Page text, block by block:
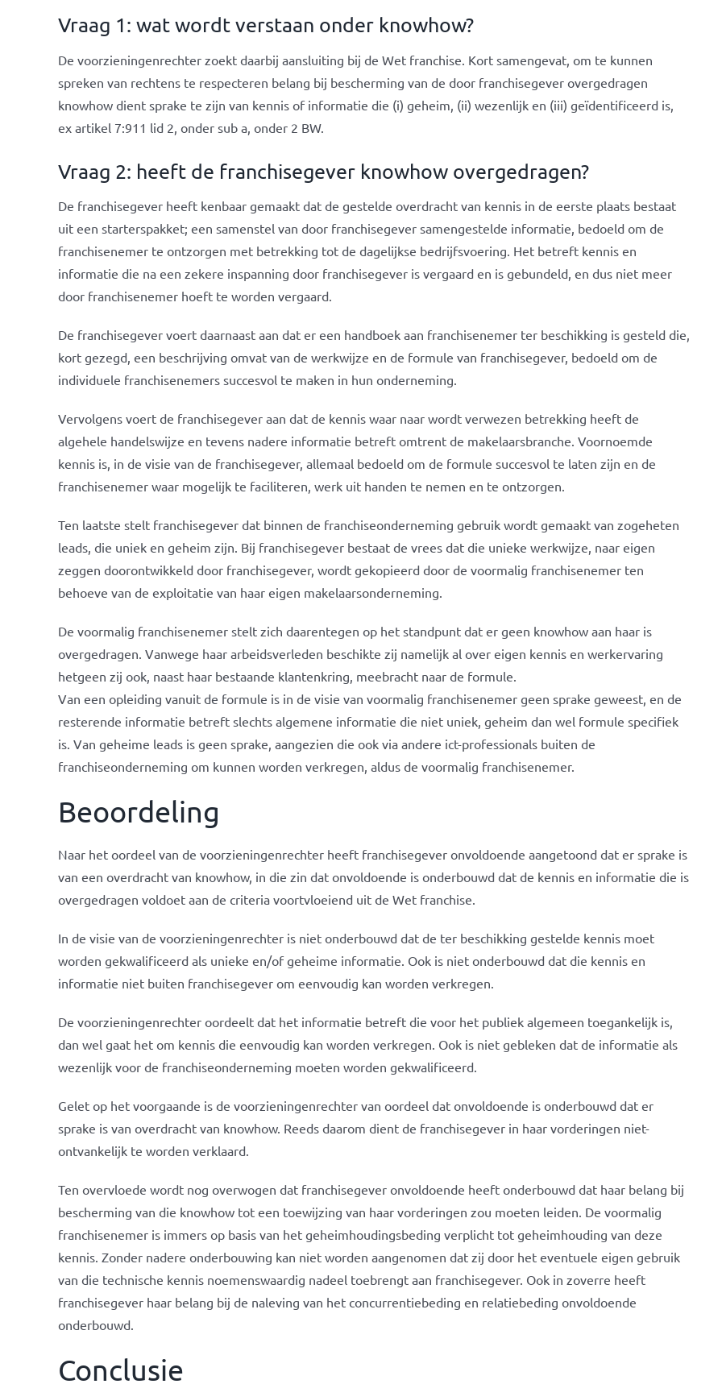
Vraag 1: wat wordt verstaan onder knowhow?
De voorzieningenrechter zoekt daarbij aansluiting bij de Wet franchise. Kort samengevat, om te kunnen
spreken van rechtens te respecteren belang bij bescherming van de door franchisegever overgedragen
knowhow dient sprake te zijn van kennis of informatie die (i) geheim, (ii) wezenlijk en (iii) geïdentificeerd is,
ex artikel 7:911 lid 2, onder sub a, onder 2 BW.
Vraag 2: heeft de franchisegever knowhow overgedragen?
De franchisegever heeft kenbaar gemaakt dat de gestelde overdracht van kennis in de eerste plaats bestaat
uit een starterspakket; een samenstel van door franchisegever samengestelde informatie, bedoeld om de
franchisenemer te ontzorgen met betrekking tot de dagelijkse bedrijfsvoering. Het betreft kennis en
informatie die na een zekere inspanning door franchisegever is vergaard en is gebundeld, en dus niet meer
door franchisenemer hoeft te worden vergaard.
De franchisegever voert daarnaast aan dat er een handboek aan franchisenemer ter beschikking is gesteld die,
kort gezegd, een beschrijving omvat van de werkwijze en de formule van franchisegever, bedoeld om de
individuele franchisenemers succesvol te maken in hun onderneming.
Vervolgens voert de franchisegever aan dat de kennis waar naar wordt verwezen betrekking heeft de
algehele handelswijze en tevens nadere informatie betreft omtrent de makelaarsbranche. Voornoemde
kennis is, in de visie van de franchisegever, allemaal bedoeld om de formule succesvol te laten zijn en de
franchisenemer waar mogelijk te faciliteren, werk uit handen te nemen en te ontzorgen.
Ten laatste stelt franchisegever dat binnen de franchiseonderneming gebruik wordt gemaakt van zogeheten
leads, die uniek en geheim zijn. Bij franchisegever bestaat de vrees dat die unieke werkwijze, naar eigen
zeggen doorontwikkeld door franchisegever, wordt gekopieerd door de voormalig franchisenemer ten
behoeve van de exploitatie van haar eigen makelaarsonderneming.
De voormalig franchisenemer stelt zich daarentegen op het standpunt dat er geen knowhow aan haar is
overgedragen. Vanwege haar arbeidsverleden beschikte zij namelijk al over eigen kennis en werkervaring
hetgeen zij ook, naast haar bestaande klantenkring, meebracht naar de formule.
Van een opleiding vanuit de formule is in de visie van voormalig franchisenemer geen sprake geweest, en de
resterende informatie betreft slechts algemene informatie die niet uniek, geheim dan wel formule specifiek
is. Van geheime leads is geen sprake, aangezien die ook via andere ict-professionals buiten de
franchiseonderneming om kunnen worden verkregen, aldus de voormalig franchisenemer.
Beoordeling
Naar het oordeel van de voorzieningenrechter heeft franchisegever onvoldoende aangetoond dat er sprake is
van een overdracht van knowhow, in die zin dat onvoldoende is onderbouwd dat de kennis en informatie die is
overgedragen voldoet aan de criteria voortvloeiend uit de Wet franchise.
In de visie van de voorzieningenrechter is niet onderbouwd dat de ter beschikking gestelde kennis moet
worden gekwalificeerd als unieke en/of geheime informatie. Ook is niet onderbouwd dat die kennis en
informatie niet buiten franchisegever om eenvoudig kan worden verkregen.
De voorzieningenrechter oordeelt dat het informatie betreft die voor het publiek algemeen toegankelijk is,
dan wel gaat het om kennis die eenvoudig kan worden verkregen. Ook is niet gebleken dat de informatie als
wezenlijk voor de franchiseonderneming moeten worden gekwalificeerd.
Gelet op het voorgaande is de voorzieningenrechter van oordeel dat onvoldoende is onderbouwd dat er
sprake is van overdracht van knowhow. Reeds daarom dient de franchisegever in haar vorderingen niet-
ontvankelijk te worden verklaard.
Ten overvloede wordt nog overwogen dat franchisegever onvoldoende heeft onderbouwd dat haar belang bij
bescherming van die knowhow tot een toewijzing van haar vorderingen zou moeten leiden. De voormalig
franchisenemer is immers op basis van het geheimhoudingsbeding verplicht tot geheimhouding van deze
kennis. Zonder nadere onderbouwing kan niet worden aangenomen dat zij door het eventuele eigen gebruik
van die technische kennis noemenswaardig nadeel toebrengt aan franchisegever. Ook in zoverre heeft
franchisegever haar belang bij de naleving van het concurrentiebeding en relatiebeding onvoldoende
onderbouwd.
Conclusie